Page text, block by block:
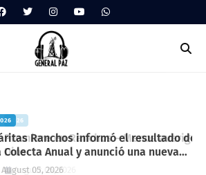
2026
Premiere en Ranchos – Menos
Dios
August 05, 2026
Ranchos informó el resultado de
Colecta Anual y anunció una nueva
solidaria
05, 2026